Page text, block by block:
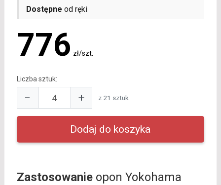
Dostępne od ręki
776 zł/szt.
Liczba sztuk:
− + z 21 sztuk
Zastosowanieopon Yokohama